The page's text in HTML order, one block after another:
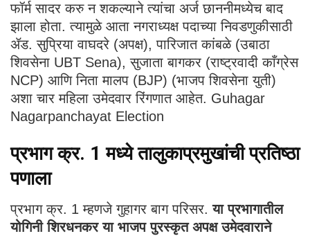
फॉर्म सादर करु न शकल्याने त्यांचा अर्ज छाननीमध्येच बाद
झाला होता. त्यामुळे आता नगराध्यक्ष पदाच्या निवडणुकीसाठी
ॲड. सुप्रिया वाघदरे (अपक्ष), पारिजात कांबळे (उबाठा
शिवसेना UBT Sena), सुजाता बागकर (राष्ट्रवादी काँग्रेस
NCP) आणि निता मालप (BJP) (भाजप शिवसेना युती)
अशा चार महिला उमेदवार रिंगणात आहेत. Guhagar
Nagarpanchayat Election
प्रभाग क्र. 1 मध्ये तालुकाप्रमुखांची प्रतिष्ठा
पणाला
प्रभाग क्र. 1 म्हणजे गुहागर बाग परिसर.या प्रभागातील
योगिनी शिरधनकर या भाजप पुरस्कृत अपक्ष उमेदवाराने